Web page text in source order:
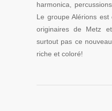
harmonica,
Le groupe Alérions
originaires de Metz
surtout pas ce
riche et coloré!